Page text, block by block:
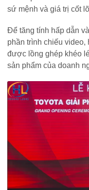
sứ mệnh và giá trị cốt
Để tăng tính hấp dẫn
phần trình chiếu video,
được lồng ghép khéo
sản phẩm của doanh